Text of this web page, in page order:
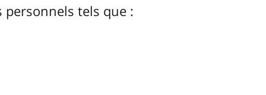
tels que :